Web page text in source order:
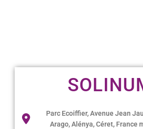
Parc Ecoiffier, Avenue Jean
Arago, Alénya, Céret, France